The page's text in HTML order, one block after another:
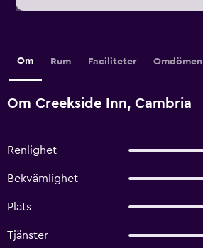
Om Rum Faciliteter Omdömen
Om Creekside Inn, Cambria
Renlighet
Bekvämlighet
Plats
Tjänster